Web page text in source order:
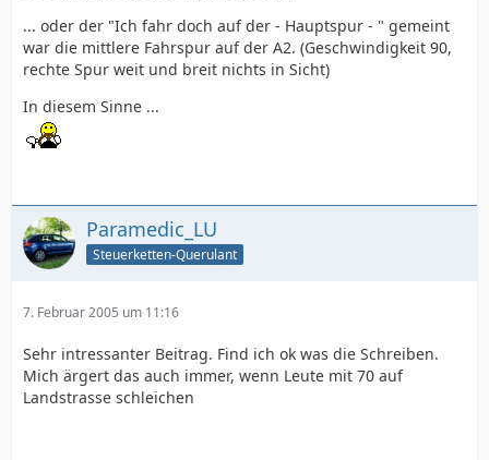
... oder der "Ich fahr doch auf der - Hauptspur - " gemeint
war die mittlere Fahrspur auf der A2. (Geschwindigkeit 90,
rechte Spur weit und breit nichts in Sicht)
In diesem Sinne ...
Paramedic_LU
Steuerketten-Querulant
7. Februar 2005 um 11:16
Sehr intressanter Beitrag. Find ich ok was die Schreiben.
Mich ärgert das auch immer, wenn Leute mit 70 auf
Landstrasse schleichen